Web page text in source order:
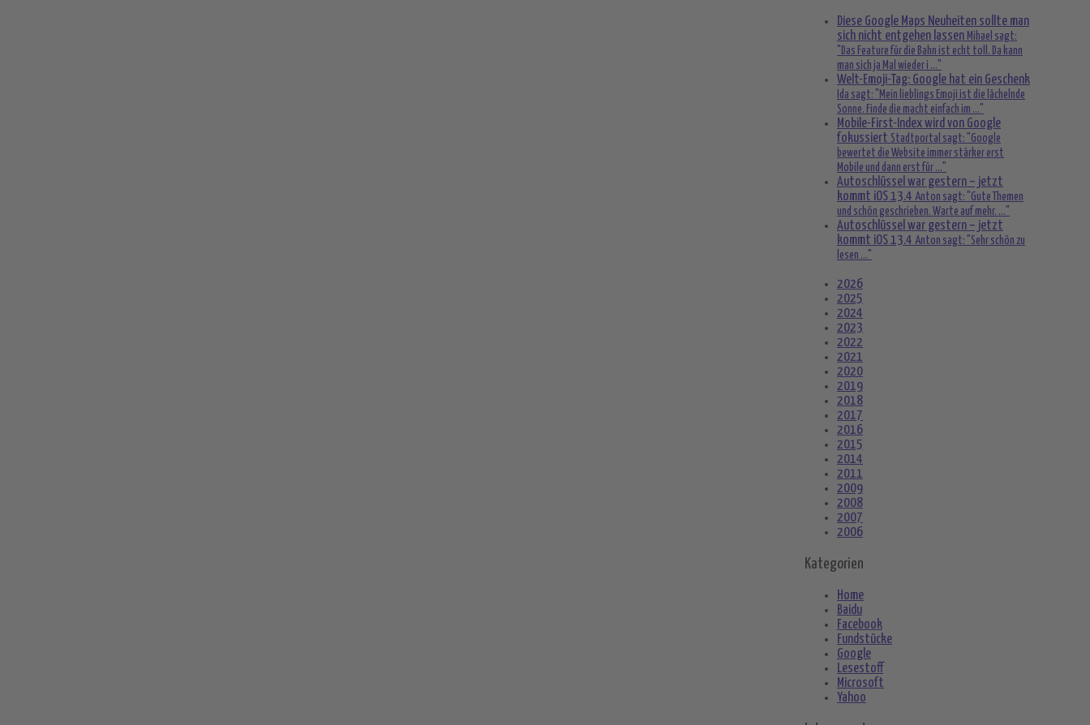
Diese Google Maps Neuheiten sollte man
sich nicht entgehen lassen Mihael sagt:
"Das Feature für die Bahn ist echt toll. Da kann
man sich ja Mal wieder i ..."
Welt-Emoji-Tag: Google hat ein Geschenk
Ida sagt: "Mein lieblings Emoji ist die lächelnde
Sonne. Finde die macht einfach im ..."
Mobile-First-Index wird von Google
fokussiert Stadtportal sagt: "Google
bewertet die Website immer stärker erst
Mobile und dann erst für ..."
Autoschlüssel war gestern – jetzt
kommt iOS 13.4 Anton sagt: "Gute Themen
und schön geschrieben. Warte auf mehr. ..."
Autoschlüssel war gestern – jetzt
kommt iOS 13.4 Anton sagt: "Sehr schön zu
lesen ..."
2026
2025
2024
2023
2022
2021
2020
2019
2018
2017
2016
2015
2014
2011
2009
2008
2007
2006
Kategorien
Home
Baidu
Facebook
Fundstücke
Google
Lesestoff
Microsoft
Yahoo